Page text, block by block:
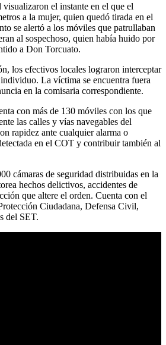
visualizaron el instante en el que el
a la mujer, quien quedó tirada en el
se alertó a los móviles que patrullaban
al sospechoso, quien había huido por
a Don Torcuato.
los efectivos locales lograron interceptar
La víctima se encuentra fuera
en la comisaria correspondiente.
con más de 130 móviles con los que
las calles y vías navegables del
rapidez ante cualquier alarma o
en el COT y contribuir también al
cámaras de seguridad distribuidas en la
hechos delictivos, accidentes de
que altere el orden. Cuenta con el
Ciudadana, Defensa Civil,
del SET.